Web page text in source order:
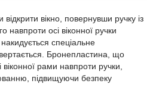
вікно, повернувши ручку із
навпроти осі віконної ручки
спеціальне
Бронепластина, що
рами навпроти ручки,
підвищуючи безпеку